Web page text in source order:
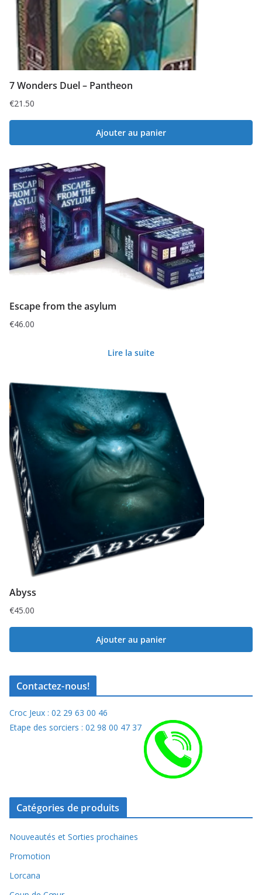
7 Wonders Duel – Pantheon
€21.50
Ajouter au panier
Escape from the asylum
€46.00
Lire la suite
Abyss
€45.00
Ajouter au panier
Contactez-nous!
Croc Jeux : 02 29 63 00 46
Etape des sorciers : 02 98 00 47 37
Catégories de produits
Nouveautés et Sorties prochaines
Promotion
Lorcana